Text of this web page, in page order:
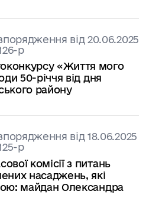
від 20.06.2025
р
«Життя мого
50-річчя від дня
району
від 18.06.2025
р
комісії з питань
насаджень, які
майдан Олександра